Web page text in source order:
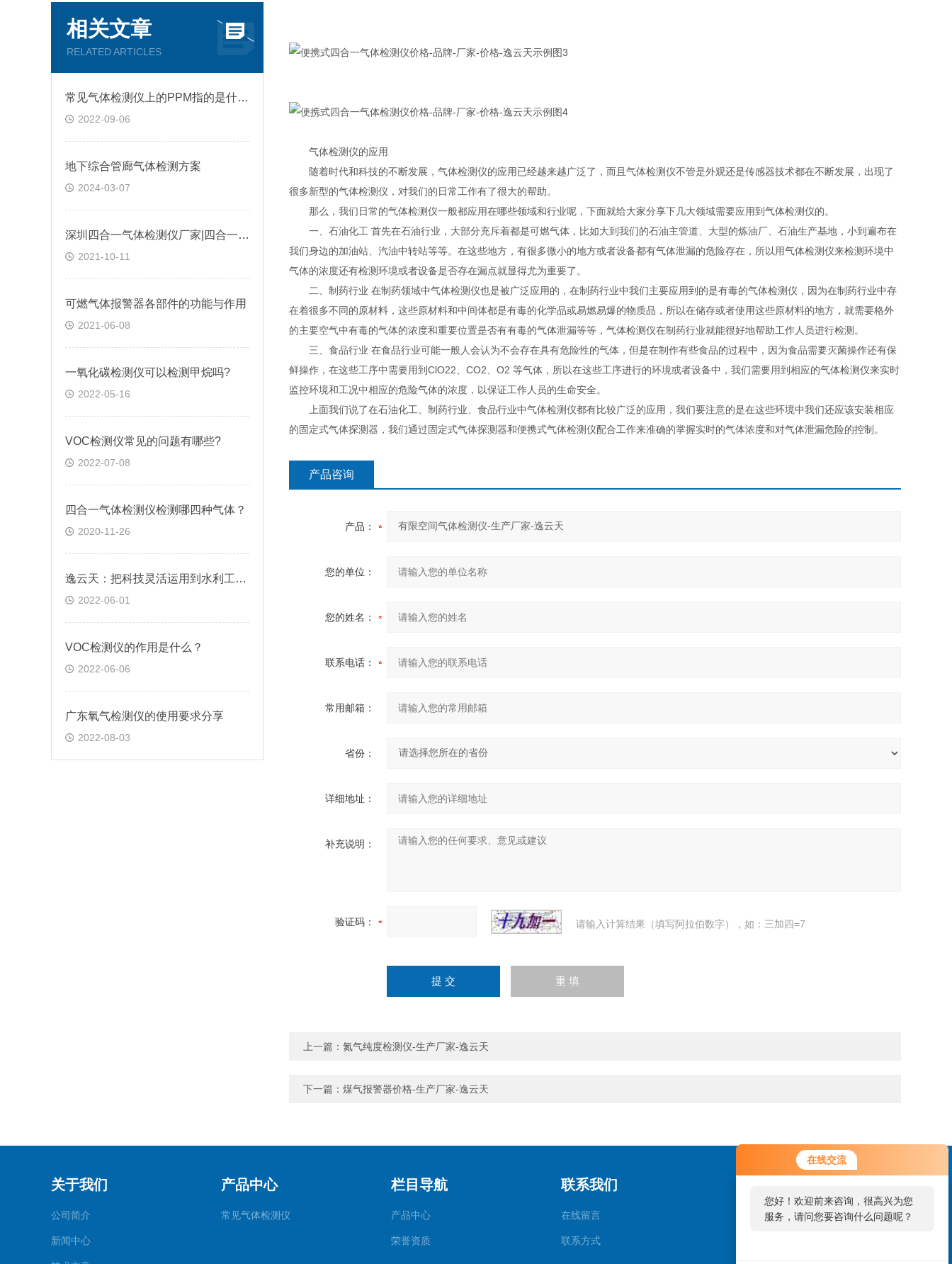
在线交流
您好！欢迎前来咨询，很高兴为您
服务，请问您要咨询什么问题呢？
相关文章
RELATED ARTICLES
常见气体检测仪上的PPM指的是什么?
2022-09-06
地下综合管廊气体检测方案
2024-03-07
深圳四合一气体检测仪厂家|四合一气体检测仪是如何进行工作的?@台风资讯
2021-10-11
可燃气体报警器各部件的功能与作用
2021-06-08
一氧化碳检测仪可以检测甲烷吗?
2022-05-16
VOC检测仪常见的问题有哪些?
2022-07-08
四合一气体检测仪检测哪四种气体？
2020-11-26
逸云天：把科技灵活运用到水利工程气体检测中
2022-06-01
VOC检测仪的作用是什么？
2022-06-06
广东氧气检测仪的使用要求分享
2022-08-03
气体检测仪的应用
随着时代和科技的不断发展，气体检测仪的应用已经越来越广泛了，而且气体检测仪不管是外观还是传感器技术都在不断发展，出现了
很多新型的气体检测仪，对我们的日常工作有了很大的帮助。
那么，我们日常的气体检测仪一般都应用在哪些领域和行业呢，下面就给大家分享下几大领域需要应用到气体检测仪的。
一、石油化工 首先在石油行业，大部分充斥着都是可燃气体，比如大到我们的石油主管道、大型的炼油厂、石油生产基地，小到遍布在
我们身边的加油站、汽油中转站等等。在这些地方，有很多微小的地方或者设备都有气体泄漏的危险存在，所以用气体检测仪来检测环境中
气体的浓度还有检测环境或者设备是否存在漏点就显得尤为重要了。
二、制药行业 在制药领域中气体检测仪也是被广泛应用的，在制药行业中我们主要应用到的是有毒的气体检测仪，因为在制药行业中存
在着很多不同的原材料，这些原材料和中间体都是有毒的化学品或易燃易爆的物质品，所以在储存或者使用这些原材料的地方，就需要格外
的主要空气中有毒的气体的浓度和重要位置是否有有毒的气体泄漏等等，气体检测仪在制药行业就能很好地帮助工作人员进行检测。
三、食品行业 在食品行业可能一般人会认为不会存在具有危险性的气体，但是在制作有些食品的过程中，因为食品需要灭菌操作还有保
鲜操作，在这些工序中需要用到ClO22、CO2、O2 等气体，所以在这些工序进行的环境或者设备中，我们需要用到相应的气体检测仪来实时
监控环境和工况中相应的危险气体的浓度，以保证工作人员的生命安全。
上面我们说了在石油化工、制药行业、食品行业中气体检测仪都有比较广泛的应用，我们要注意的是在这些环境中我们还应该安装相应
的固定式气体探测器，我们通过固定式气体探测器和便携式气体检测仪配合工作来准确的掌握实时的气体浓度和对气体泄漏危险的控制。
产品咨询
产品：
您的单位：
您的姓名：
联系电话：
常用邮箱：
省份：
详细地址：
补充说明：
验证码： 请输入计算结果（填写阿拉伯数字），如：三加四=7
上一篇： 氮气纯度检测仪-生产厂家-逸云天
下一篇： 煤气报警器价格-生产厂家-逸云天
关于我们
公司简介
新闻中心
产品中心
常见气体检测仪
栏目导航
产品中心
荣誉资质
联系我们
在线留言
联系方式